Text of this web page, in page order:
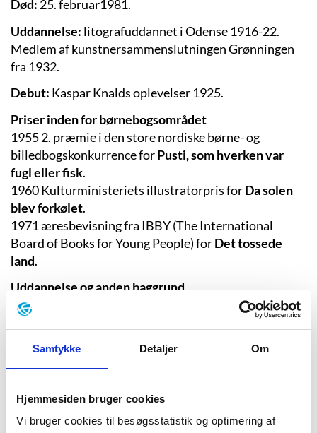
Samtykke Detaljer Om
Hjemmesiden bruger cookies
Vi bruger cookies til besøgsstatistik og optimering af
Død: 25. februar1981.
Uddannelse: litografuddannet i Odense 1916-22.
Medlem af kunstnersammenslutningen Grønningen
fra 1932.
Debut: Kaspar Knalds oplevelser 1925.
Priser inden for børnebogsområdet
1955 2. præmie i den store nordiske børne- og
billedbogskonkurrence forPusti, som hverken var
fugl eller fisk.
1960 Kulturministeriets illustratorpris forDa solen
blev forkølet.
1971 æresbevisning fra IBBY (The International
Board of Books for Young People) forDet tossede
land.
Uddannelse og anden baggrund
1916-22 Uddannet som litograf på Teknisk Skole i
og Fyns Tidende.
1930-62 ansat som tegner ved Politikens
1946-52 billedredaktør ved Politikens søndagstillæg